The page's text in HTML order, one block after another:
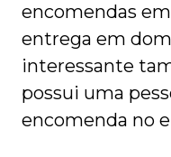
encomendas
entrega em
interessante
possui uma
encomenda no